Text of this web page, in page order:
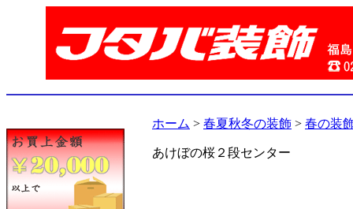
ホーム > 春夏秋冬の装飾 > 春の装
あけぼの桜２段センター